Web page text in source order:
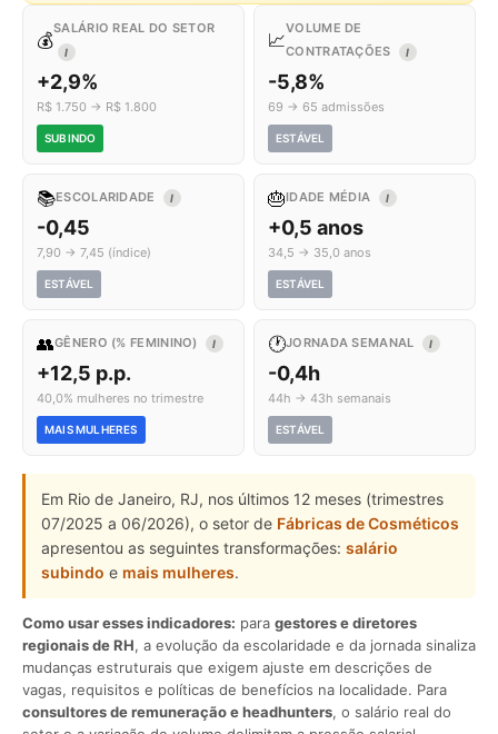
💰
SALÁRIO REAL DO SETOR
I
+2,9%
R$ 1.750 → R$ 1.800
SUBINDO
📈
VOLUME DE
CONTRATAÇÕES
I
-5,8%
69 → 65 admissões
ESTÁVEL
📚ESCOLARIDADE I
-0,45
7,90 → 7,45 (índice)
ESTÁVEL
🎂IDADE MÉDIA I
+0,5 anos
34,5 → 35,0 anos
ESTÁVEL
👥GÊNERO (% FEMININO) I
+12,5 p.p.
40,0% mulheres no trimestre
MAIS MULHERES
🕐JORNADA SEMANAL I
-0,4h
44h → 43h semanais
ESTÁVEL
Em Rio de Janeiro, RJ, nos últimos 12 meses (trimestres
07/2025 a 06/2026), o setor de Fábricas de Cosméticos
apresentou as seguintes transformações: salário
subindo e mais mulheres.
Como usar esses indicadores: para gestores e diretores
regionais de RH, a evolução da escolaridade e da jornada sinaliza
mudanças estruturais que exigem ajuste em descrições de
vagas, requisitos e políticas de benefícios na localidade. Para
consultores de remuneração e headhunters, o salário real do